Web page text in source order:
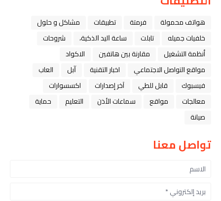
هواتف محمولة فرمتة تطبيقات
مشاكل و حلول
خلفيات جميله
تابلت ﺳﺎﻋﺔ ﺍﻟﻴﺪ ﺍﻟﺬﻛﻴﺔ،
شروحات
أنظمة التشغيل
مقارنة بين هاتفين
الاكواد
مواقع التواصل الاجتماعي
اخبار التقنية ﺁﺑﻞ
العاب
فيسبوك
قابل للطي آخر إصدارات
اكسسوارات
معالجات
مواقع سماعات الأذن التعليم
حماية
صيانة
تواصل معنا